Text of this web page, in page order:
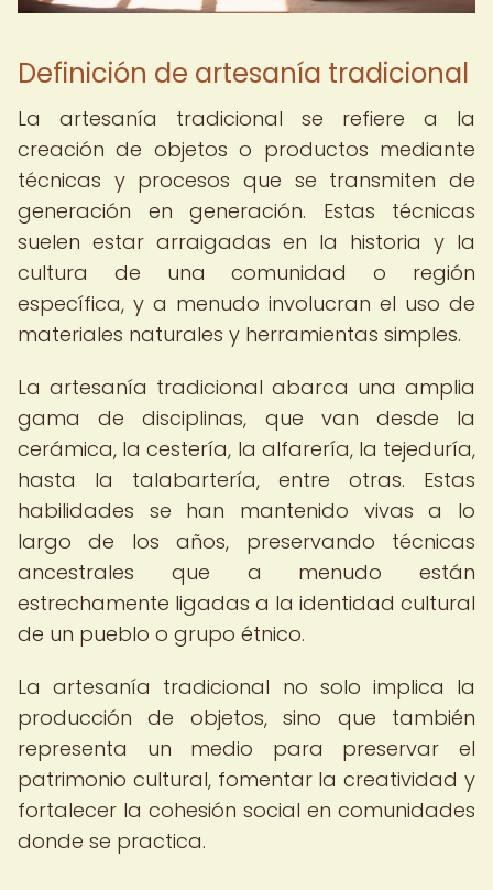
Definición de artesanía tradicional
La artesanía tradicional se refiere a la
creación de objetos o productos mediante
técnicas y procesos que se transmiten de
generación en generación. Estas técnicas
suelen estar arraigadas en la historia y la
cultura de una comunidad o región
específica, y a menudo involucran el uso de
materiales naturales y herramientas simples.
La artesanía tradicional abarca una amplia
gama de disciplinas, que van desde la
cerámica, la cestería, la alfarería, la tejeduría,
hasta la talabartería, entre otras. Estas
habilidades se han mantenido vivas a lo
largo de los años, preservando técnicas
ancestrales que a menudo están
estrechamente ligadas a la identidad cultural
de un pueblo o grupo étnico.
La artesanía tradicional no solo implica la
producción de objetos, sino que también
representa un medio para preservar el
patrimonio cultural, fomentar la creatividad y
fortalecer la cohesión social en comunidades
donde se practica.